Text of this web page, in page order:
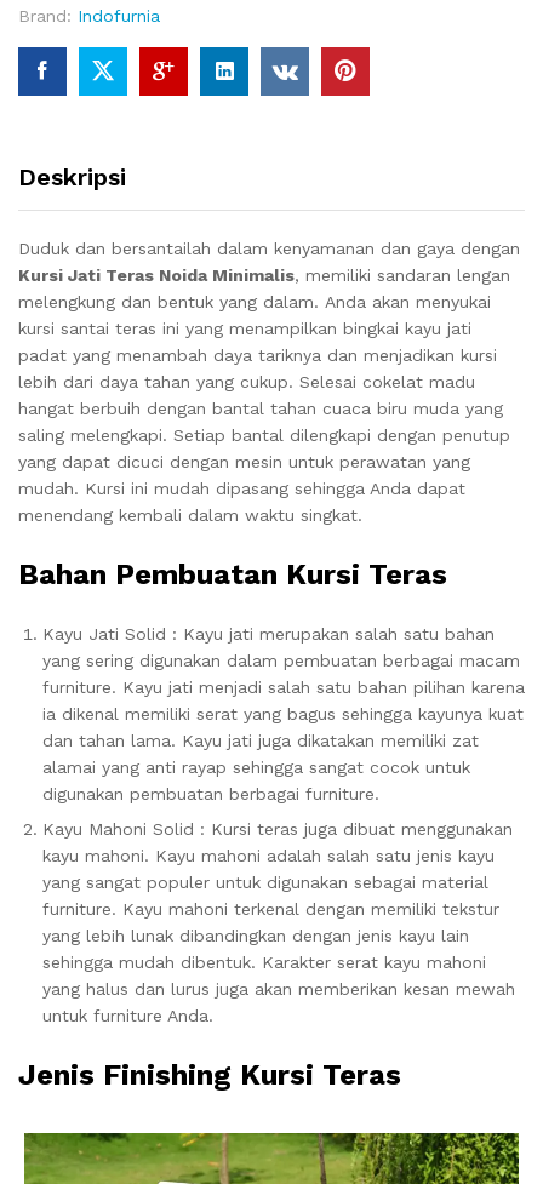
Brand: Indofurnia
Deskripsi
Duduk dan bersantailah dalam kenyamanan dan gaya dengan
Kursi Jati Teras Noida Minimalis, memiliki sandaran lengan
melengkung dan bentuk yang dalam. Anda akan menyukai
kursi santai teras ini yang menampilkan bingkai kayu jati
padat yang menambah daya tariknya dan menjadikan kursi
lebih dari daya tahan yang cukup. Selesai cokelat madu
hangat berbuih dengan bantal tahan cuaca biru muda yang
saling melengkapi. Setiap bantal dilengkapi dengan penutup
yang dapat dicuci dengan mesin untuk perawatan yang
mudah. Kursi ini mudah dipasang sehingga Anda dapat
menendang kembali dalam waktu singkat.
Bahan Pembuatan Kursi Teras
Kayu Jati Solid : Kayu jati merupakan salah satu bahan
yang sering digunakan dalam pembuatan berbagai macam
furniture. Kayu jati menjadi salah satu bahan pilihan karena
ia dikenal memiliki serat yang bagus sehingga kayunya kuat
dan tahan lama. Kayu jati juga dikatakan memiliki zat
alamai yang anti rayap sehingga sangat cocok untuk
digunakan pembuatan berbagai furniture.
Kayu Mahoni Solid : Kursi teras juga dibuat menggunakan
kayu mahoni. Kayu mahoni adalah salah satu jenis kayu
yang sangat populer untuk digunakan sebagai material
furniture. Kayu mahoni terkenal dengan memiliki tekstur
yang lebih lunak dibandingkan dengan jenis kayu lain
sehingga mudah dibentuk. Karakter serat kayu mahoni
yang halus dan lurus juga akan memberikan kesan mewah
untuk furniture Anda.
Jenis Finishing Kursi Teras